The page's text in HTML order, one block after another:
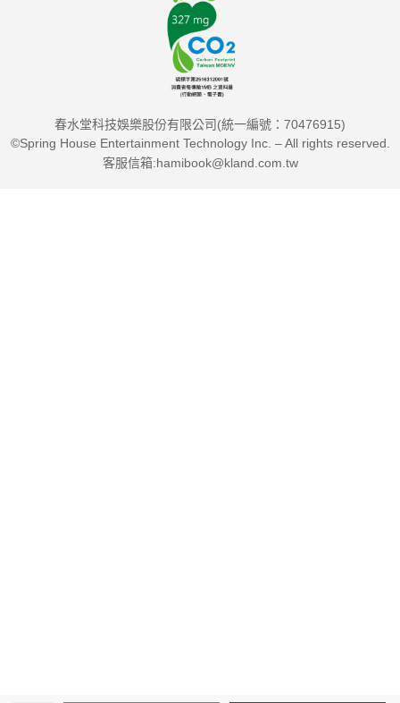
春水堂科技娛樂股份有限公司(統一編號：70476915)
©Spring House Entertainment Technology Inc. – All rights reserved.
客服信箱:hamibook@kland.com.tw